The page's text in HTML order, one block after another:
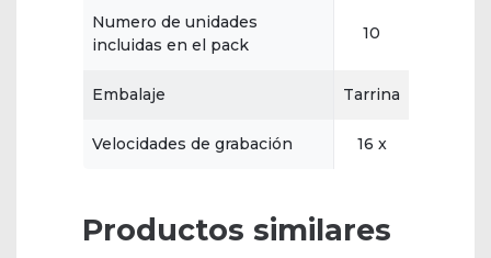
Numero de unidades
incluidas en el pack
10
Embalaje Tarrina
Velocidades de grabación 16 x
Productos similares